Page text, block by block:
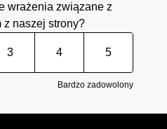
wrażenia związane z
z naszej strony?
3 4 5
Bardzo zadowolony